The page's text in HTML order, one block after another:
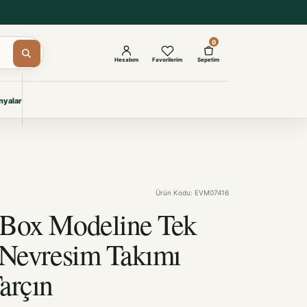
KURUMSAL ÇÖZÜMLER
Projelere özel, dayanıklı tekstil
seçkileri.
Hesabım Favorilerim
0
Sepetim
Ürün Kodu: EVM07416
Modeline Tek
Takımı